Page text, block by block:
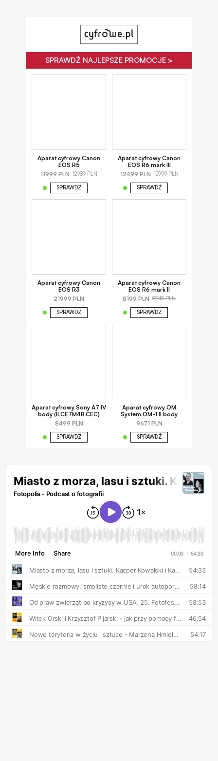
SPRAWDŹ NAJLEPSZE PROMOCJE >
Aparat cyfrowy Canon
EOS R5
11999 PLN 12989 PLN
SPRAWDŹ
Aparat cyfrowy Canon
EOS R6 mark III
12499 PLN 12999 PLN
SPRAWDŹ
Aparat cyfrowy Canon
EOS R3
21999 PLN
SPRAWDŹ
Aparat cyfrowy Canon
EOS R6 mark II
8199 PLN 8945 PLN
SPRAWDŹ
Aparat cyfrowy Sony A7 IV
body (ILCE7M4B.CEC)
8499 PLN
SPRAWDŹ
Aparat cyfrowy OM
System OM-1 II body
9671 PLN
SPRAWDŹ